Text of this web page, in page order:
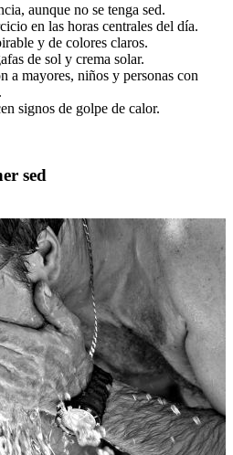
aunque no se tenga sed.
en las horas centrales del día.
y de colores claros.
de sol y crema solar.
a mayores, niños y personas con
signos de golpe de calor.
sed